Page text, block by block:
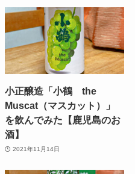
小正醸造「小鶴 the
Muscat（マスカット）」
を飲んでみた【鹿児島のお
酒】
2021年11月14日